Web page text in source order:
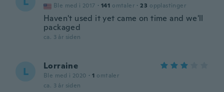
Ble med i 2017 · 141 omtaler · 23 opplastinger
Haven't used it yet came on time and we'll
packaged
ca. 3 år siden
L Lorraine
Ble med i 2020 · 1 omtaler
ca. 3 år siden